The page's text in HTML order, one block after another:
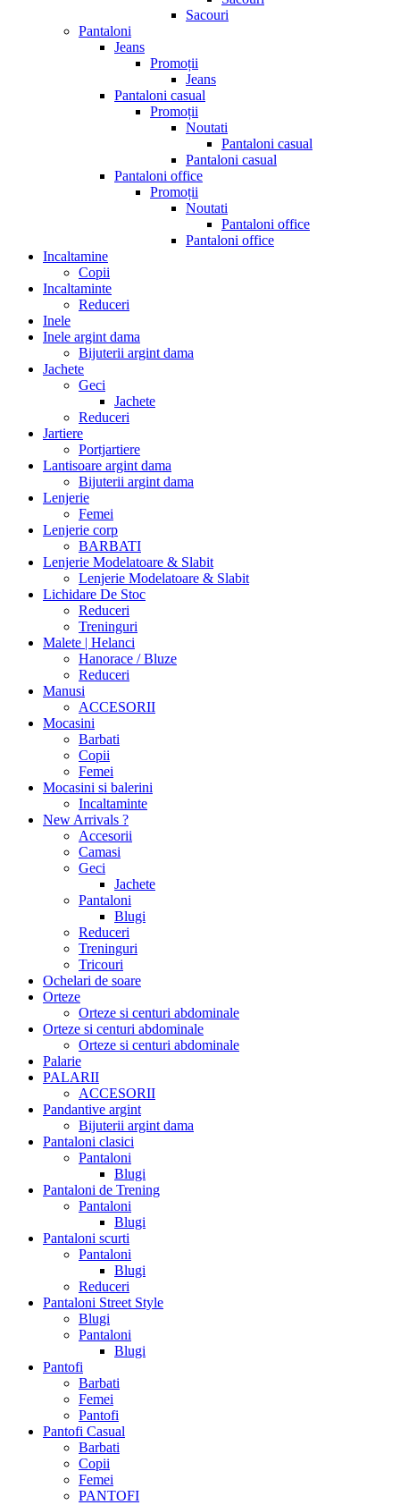
Sacouri
Pantaloni
Jeans
Promoții
Jeans
Pantaloni casual
Promoții
Noutati
Pantaloni casual
Pantaloni casual
Pantaloni office
Promoții
Noutati
Pantaloni office
Pantaloni office
Incaltamine
Copii
Incaltaminte
Reduceri
Inele
Inele argint dama
Bijuterii argint dama
Jachete
Geci
Jachete
Reduceri
Jartiere
Portjartiere
Lantisoare argint dama
Bijuterii argint dama
Lenjerie
Femei
Lenjerie corp
BARBATI
Lenjerie Modelatoare & Slabit
Lenjerie Modelatoare & Slabit
Lichidare De Stoc
Reduceri
Treninguri
Malete | Helanci
Hanorace / Bluze
Reduceri
Manusi
ACCESORII
Mocasini
Barbati
Copii
Femei
Mocasini si balerini
Incaltaminte
New Arrivals ?
Accesorii
Camasi
Geci
Jachete
Pantaloni
Blugi
Reduceri
Treninguri
Tricouri
Ochelari de soare
Orteze
Orteze si centuri abdominale
Orteze si centuri abdominale
Orteze si centuri abdominale
Palarie
PALARII
ACCESORII
Pandantive argint
Bijuterii argint dama
Pantaloni clasici
Pantaloni
Blugi
Pantaloni de Trening
Pantaloni
Blugi
Pantaloni scurti
Pantaloni
Blugi
Reduceri
Pantaloni Street Style
Blugi
Pantaloni
Blugi
Pantofi
Barbati
Femei
Pantofi
Pantofi Casual
Barbati
Copii
Femei
PANTOFI